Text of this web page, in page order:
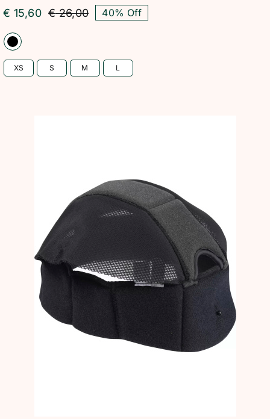
€26,00Oorspronkelijke
€ 15,60
Huidige
40% Off
XS S M L